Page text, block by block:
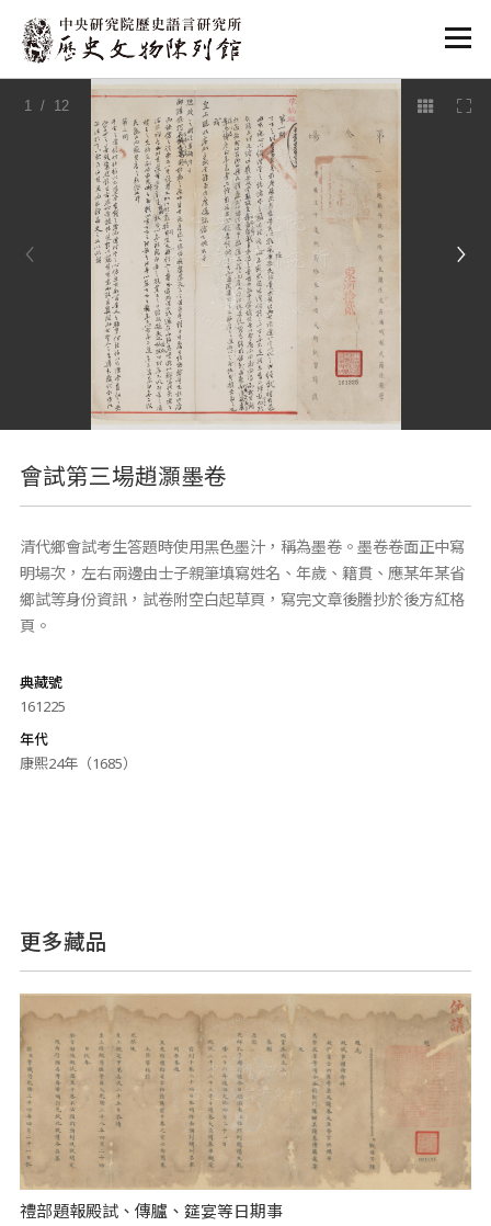
:::
1 / 12
會試第三場趙灝墨卷
清代鄉會試考生答題時使用黑色墨汁，稱為墨卷。墨卷卷面正中寫
明場次，左右兩邊由士子親筆填寫姓名、年歲、籍貫、應某年某省
鄉試等身份資訊，試卷附空白起草頁，寫完文章後謄抄於後方紅格
頁。
典藏號
161225
年代
康熙24年（1685）
更多藏品
禮部題報殿試、傳臚、筵宴等日期事